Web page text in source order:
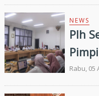
NEWS
Plh
Rabu, 05